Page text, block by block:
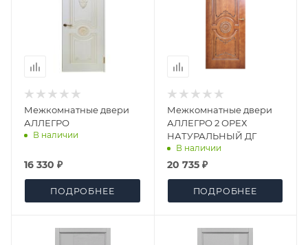
Межкомнатные двери
АЛЛЕГРО
В наличии
16 330 ₽
ПОДРОБНЕЕ
Межкомнатные двери
АЛЛЕГРО 2 ОРЕХ
НАТУРАЛЬНЫЙ ДГ
В наличии
20 735 ₽
ПОДРОБНЕЕ